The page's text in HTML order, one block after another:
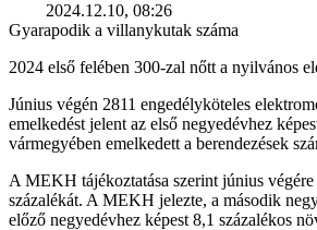
2024.12.10, 08:26
Gyarapodik a villanykutak száma
2024 első felében 300-zal nőtt a nyilvános
Június végén 2811 engedélyköteles
emelkedést jelent az első negyedévhez
vármegyében emelkedett a berendezések
A MEKH tájékoztatása szerint június
százalékát. A MEKH jelezte, a második
előző negyedévhez képest 8,1 százalékos